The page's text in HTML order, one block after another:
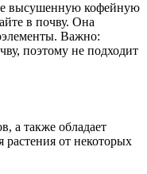
высушенную кофейную
в почву. Она
Важно:
поэтому не подходит
а также обладает
от некоторых